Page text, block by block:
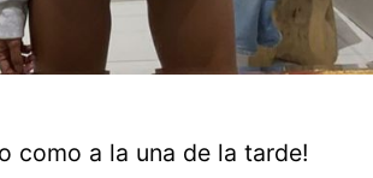
como a la una de la tarde!